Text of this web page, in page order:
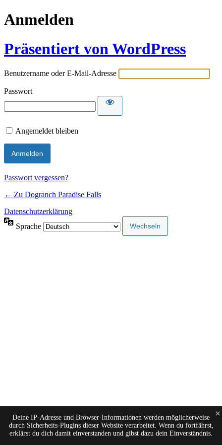
Anmelden
Präsentiert von WordPress
Benutzername oder E-Mail-Adresse
Passwort
Angemeldet bleiben
Passwort vergessen?
← Zu Dogranch Paradise Falls
Datenschutzerklärung
Sprache
Deine IP-Adresse und Browser-Informationen werden möglicherweise
durch Sicherheits-Plugins dieser Website verarbeitet. Wenn du fortfährst,
erklärst du dich damit einverstanden und gibst dazu dein Einverständnis.
×